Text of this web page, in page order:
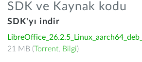
SDK ve Kaynak kodu
SDK'yı indir
21 MB (Torrent, Bilgi)